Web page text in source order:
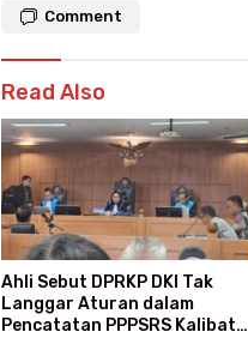
Comment
Read Also
Ahli Sebut DPRKP DKI Tak
Langgar Aturan dalam
Pencatatan PPPSRS Kalibata